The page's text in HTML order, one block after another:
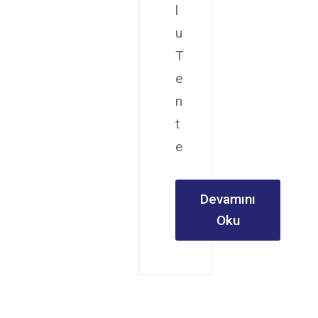
l
u
T
e
n
t
e
Devamını
Oku